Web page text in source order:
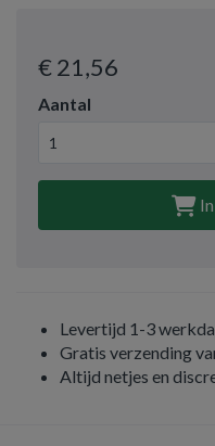
€ 21,56
Aantal
Levertijd 1-3
Gratis verzending
Altijd netjes en